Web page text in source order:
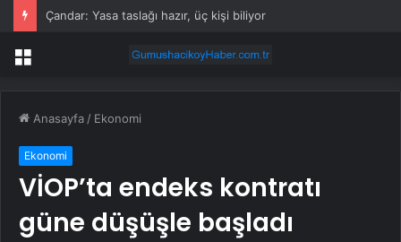
Çandar: Yasa taslağı hazır, üç kişi biliyor
Menü
Anasayfa / Ekonomi
Ekonomi
VİOP’ta endeks kontratı
güne düşüşle başladı